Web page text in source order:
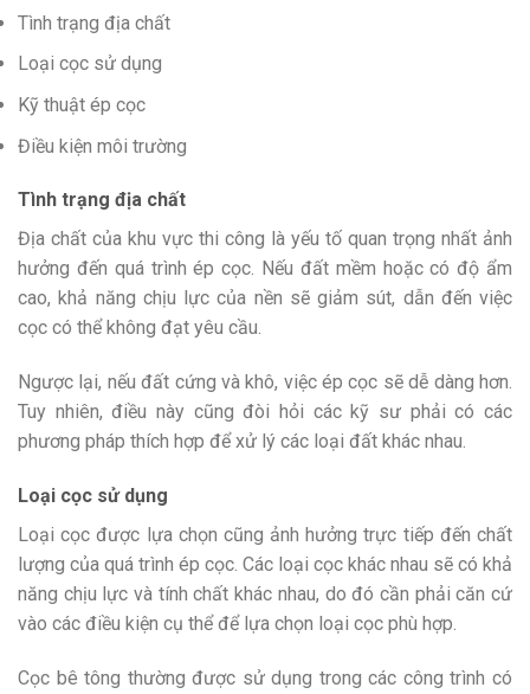
Tình trạng địa chất
Loại cọc sử dụng
Kỹ thuật ép cọc
Điều kiện môi trường
Tình trạng địa chất
Địa chất của khu vực thi công là yếu tố quan trọng nhất ảnh
hưởng đến quá trình ép cọc. Nếu đất mềm hoặc có độ ẩm
cao, khả năng chịu lực của nền sẽ giảm sút, dẫn đến việc
cọc có thể không đạt yêu cầu.
Ngược lại, nếu đất cứng và khô, việc ép cọc sẽ dễ dàng hơn.
Tuy nhiên, điều này cũng đòi hỏi các kỹ sư phải có các
phương pháp thích hợp để xử lý các loại đất khác nhau.
Loại cọc sử dụng
Loại cọc được lựa chọn cũng ảnh hưởng trực tiếp đến chất
lượng của quá trình ép cọc. Các loại cọc khác nhau sẽ có khả
năng chịu lực và tính chất khác nhau, do đó cần phải căn cứ
vào các điều kiện cụ thể để lựa chọn loại cọc phù hợp.
Cọc bê tông thường được sử dụng trong các công trình có